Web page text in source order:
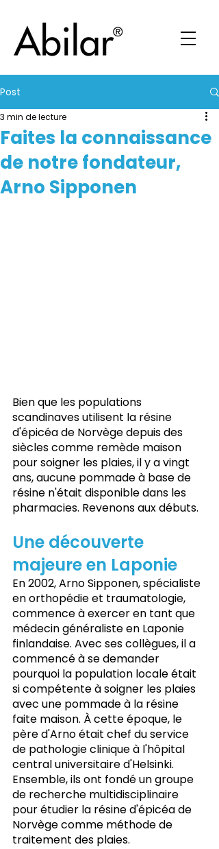
Post
Faites la connaissance
de notre fondateur,
Arno Sipponen
3 min de lecture
Bien que les populations
scandinaves utilisent la résine
d'épicéa de Norvège depuis des
siècles comme remède maison
pour soigner les plaies, il y a vingt
ans, aucune pommade à base de
résine n'était disponible dans les
pharmacies. Revenons aux débuts.
Une découverte
majeure en Laponie
En 2002, Arno Sipponen, spécialiste
en orthopédie et traumatologie,
commence à exercer en tant que
médecin généraliste en Laponie
finlandaise. Avec ses collègues, il a
commencé à se demander
pourquoi la population locale était
si compétente à soigner les plaies
avec une pommade à la résine
faite maison. À cette époque, le
père d'Arno était chef du service
de pathologie clinique à l'hôpital
central universitaire d'Helsinki.
Ensemble, ils ont fondé un groupe
de recherche multidisciplinaire
pour étudier la résine d'épicéa de
Norvège comme méthode de
traitement des plaies.